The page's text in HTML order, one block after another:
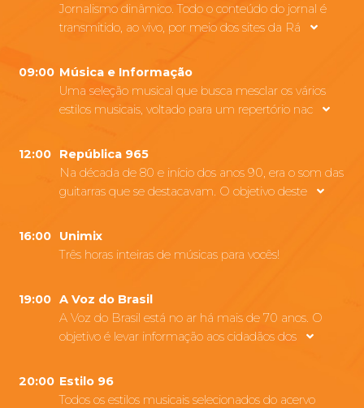
Jornalismo dinâmico. Todo o conteúdo do jornal é
transmitido, ao vivo, por meio dos sites da Rá
09:00 Música e Informação
Uma seleção musical que busca mesclar os vários
estilos musicais, voltado para um repertório nac
12:00
República 965
Na década de 80 e início dos anos 90, era o som das
guitarras que se destacavam. O objetivo deste
16:00
Unimix
Três horas inteiras de músicas para vocês!
19:00 A Voz do Brasil
A Voz do Brasil está no ar há mais de 70 anos. O
objetivo é levar informação aos cidadãos dos
20:00 Estilo 96
Todos os estilos musicais selecionados do acervo